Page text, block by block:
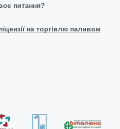
питання?
на торгівлю паливом